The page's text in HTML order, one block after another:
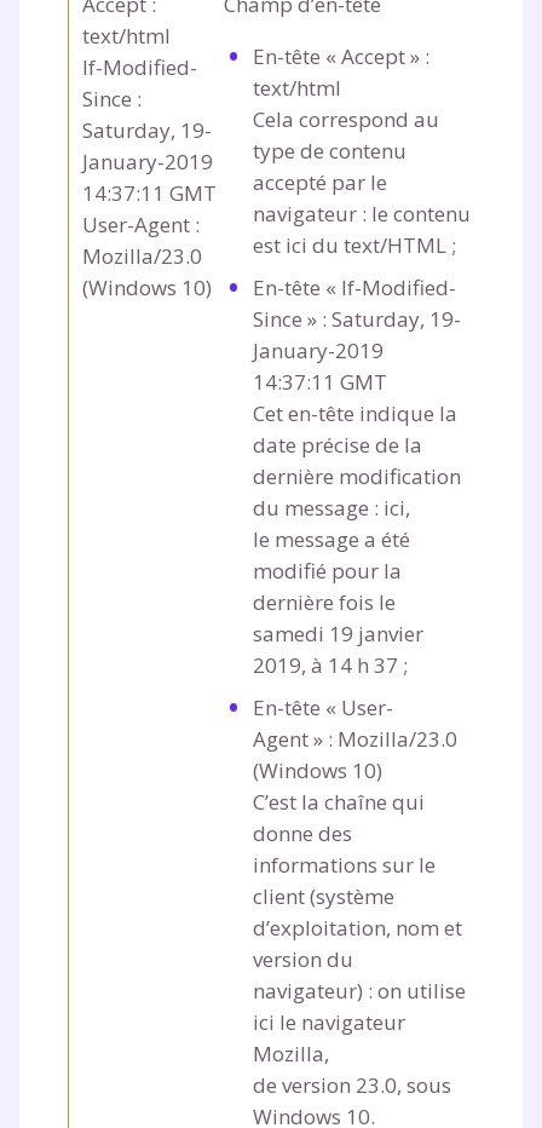
text/html
If-Modified-
Since :
Saturday, 19-
January-2019
14:37:11 GMT
User-Agent :
Mozilla/23.0
(Windows 10)
En-tête « Accept » :
text/html
Cela correspond au
type de contenu
accepté par le
navigateur : le contenu
est ici du text/HTML ;
En-tête « If-Modified-
Since » : Saturday, 19-
January-2019
14:37:11 GMT
Cet en-tête indique la
date précise de la
dernière modification
du message : ici,
le message a été
modifié pour la
dernière fois le
samedi 19 janvier
2019, à 14 h 37 ;
En-tête « User-
Agent » : Mozilla/23.0
(Windows 10)
C’est la chaîne qui
donne des
informations sur le
client (système
d’exploitation, nom et
version du
navigateur) : on utilise
ici le navigateur
Mozilla,
de version 23.0, sous
Windows 10.